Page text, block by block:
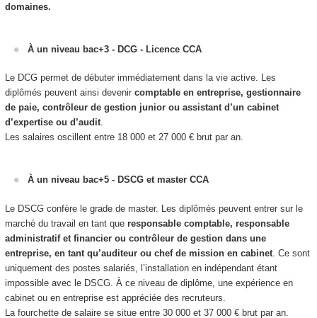
domaines.
À un niveau bac+3 - DCG - Licence CCA
Le DCG permet de débuter immédiatement dans la vie active. Les
diplômés peuvent ainsi devenir comptable en entreprise, gestionnaire
de paie, contrôleur de gestion junior ou assistant d’un cabinet
d’expertise ou d’audit.
Les salaires oscillent entre 18 000 et 27 000 € brut par an.
À un niveau bac+5 - DSCG et master CCA
Le DSCG confère le grade de master. Les diplômés peuvent entrer sur le
marché du travail en tant que responsable comptable, responsable
administratif et financier ou contrôleur de gestion dans une
entreprise, en tant qu’auditeur ou chef de mission en cabinet. Ce sont
uniquement des postes salariés, l’installation en indépendant étant
impossible avec le DSCG. À ce niveau de diplôme, une expérience en
cabinet ou en entreprise est appréciée des recruteurs.
La fourchette de salaire se situe entre 30 000 et 37 000 € brut par an.